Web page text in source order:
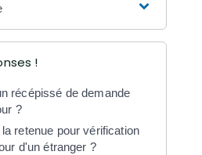
!
récépissé de demande
?
retenue pour vérification
d'un étranger ?